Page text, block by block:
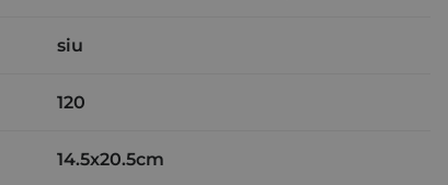
siu
120
14.5x20.5cm